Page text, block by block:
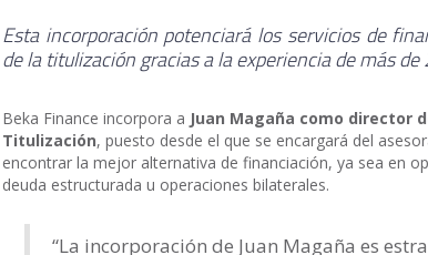
Esta incorporación potenciará los servicios de
de la titulización gracias a la experiencia de más
Beka Finance incorpora a Juan Magaña como director
Titulización, puesto desde el que se encargará del
encontrar la mejor alternativa de financiación, ya sea en
deuda estructurada u operaciones bilaterales.
“La incorporación de Juan Magaña es